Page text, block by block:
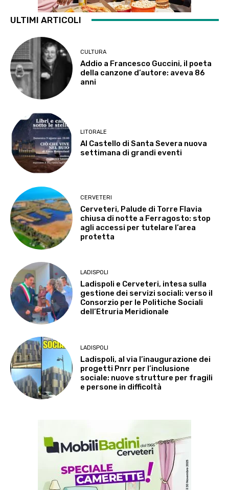
ULTIMI ARTICOLI
CULTURA
Addio a Francesco Guccini, il poeta
della canzone d’autore: aveva 86
anni
LITORALE
Al Castello di Santa Severa nuova
settimana di grandi eventi
CERVETERI
Cerveteri, Palude di Torre Flavia
chiusa di notte a Ferragosto: stop
agli accessi per tutelare l’area
protetta
LADISPOLI
Ladispoli e Cerveteri, intesa sulla
gestione dei servizi sociali: verso il
Consorzio per le Politiche Sociali
dell’Etruria Meridionale
LADISPOLI
Ladispoli, al via l’inaugurazione dei
progetti Pnrr per l’inclusione
sociale: nuove strutture per fragili
e persone in difficoltà